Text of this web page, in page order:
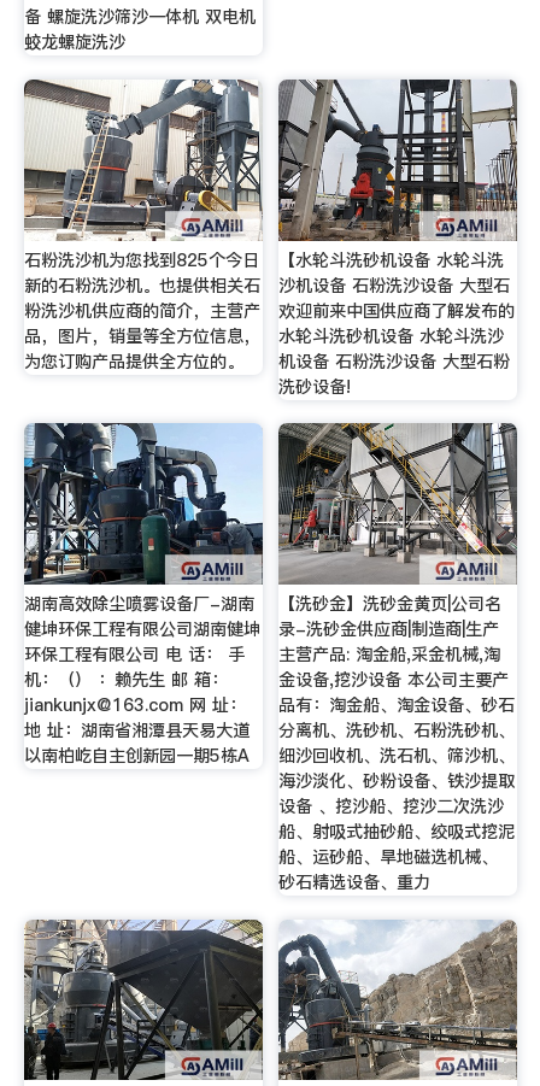
备 螺旋洗沙筛沙一体机 双电机
蛟龙螺旋洗沙
石粉洗沙机为您找到825个今日
新的石粉洗沙机。也提供相关石
粉洗沙机供应商的简介，主营产
品，图片，销量等全方位信息，
为您订购产品提供全方位的。
【水轮斗洗砂机设备 水轮斗洗
沙机设备 石粉洗沙设备 大型石
欢迎前来中国供应商了解发布的
水轮斗洗砂机设备 水轮斗洗沙
机设备 石粉洗沙设备 大型石粉
洗砂设备!
湖南高效除尘喷雾设备厂-湖南
健坤环保工程有限公司湖南健坤
环保工程有限公司 电 话： 手
机：（） ：赖先生 邮 箱：
jiankunjx@163.com网 址：
地 址：湖南省湘潭县天易大道
以南柏屹自主创新园一期5栋A
【洗砂金】洗砂金黄页|公司名
录-洗砂金供应商|制造商|生产
主营产品: 淘金船,采金机械,淘
金设备,挖沙设备 本公司主要产
品有：淘金船、淘金设备、砂石
分离机、洗砂机、石粉洗砂机、
细沙回收机、洗石机、筛沙机、
海沙淡化、砂粉设备、铁沙提取
设备 、挖沙船、挖沙二次洗沙
船、射吸式抽砂船、绞吸式挖泥
船、运砂船、旱地磁选机械、
砂石精选设备、重力